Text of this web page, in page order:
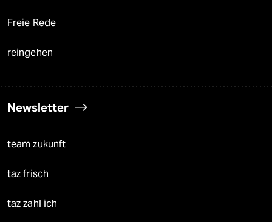
Freie Rede
reingehen
Newsletter
team zukunft
taz frisch
taz zahl ich